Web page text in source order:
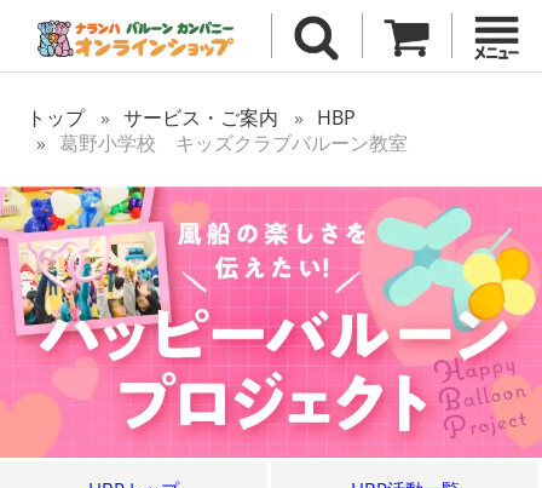
トップ サービス・ご案内
HBP
葛野小学校 キッズクラブバルーン教室